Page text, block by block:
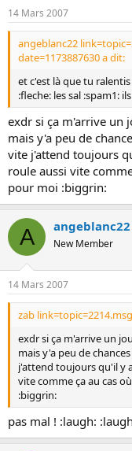
14 Mars 2007
angeblanc22
date=1173887630 a dit:
et c'est là que tu
:fleche: les sal :spam1:
exdr si ça m'arrive un
mais y'a peu de
vite j'attend toujours
roule aussi vite
pour moi :biggrin:
A angeblanc22
New Member
14 Mars 2007
zab
exdr si ça m'arrive un
mais y'a peu de
j'attend toujours qu'il y
vite comme ça au cas
:biggrin:
pas mal ! :laugh: